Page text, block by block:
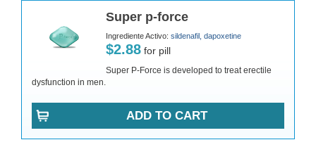
Super p-force
Ingrediente Activo: sildenafil, dapoxetine
$2.88 for pill
Super P-Force is developed to treat erectile
dysfunction in men.
ADD TO CART